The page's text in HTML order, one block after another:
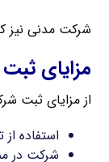
شرکت مدنی نیز
مزایای
از مزایای ثبت
استفاده
شرکت در